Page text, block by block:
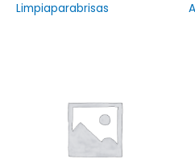
Limpiaparabrisas